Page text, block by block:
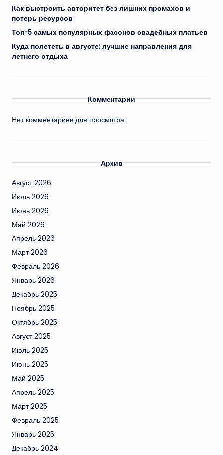
Как выстроить авторитет без лишних промахов и
потерь ресурсов
Топ-5 самых популярных фасонов свадебных платьев
Куда полететь в августе: лучшие направления для
летнего отдыха
Комментарии
Нет комментариев для просмотра.
Архив
Август 2026
Июль 2026
Июнь 2026
Май 2026
Апрель 2026
Март 2026
Февраль 2026
Январь 2026
Декабрь 2025
Ноябрь 2025
Октябрь 2025
Август 2025
Июль 2025
Июнь 2025
Май 2025
Апрель 2025
Март 2025
Февраль 2025
Январь 2025
Декабрь 2024